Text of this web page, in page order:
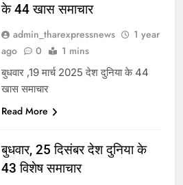
के 44 खास समाचार
admin_tharexpressnews
1 year
ago
0 1 mins
बुधवार ,19 मार्च 2025 देश दुनिया के 44
खास समाचार
Read More
बुधवार, 25 दिसंबर देश दुनिया के
43 विशेष समाचार